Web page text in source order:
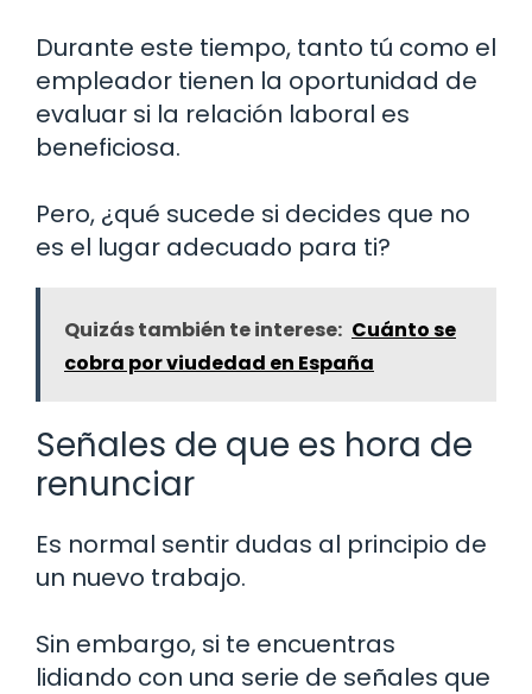
Durante este tiempo, tanto tú como el
empleador tienen la oportunidad de
evaluar si la relación laboral es
beneficiosa.
Pero, ¿qué sucede si decides que no
es el lugar adecuado para ti?
Quizás también te interese: Cuánto se
cobra por viudedad en España
Señales de que es hora de
renunciar
Es normal sentir dudas al principio de
un nuevo trabajo.
Sin embargo, si te encuentras
lidiando con una serie de señales que